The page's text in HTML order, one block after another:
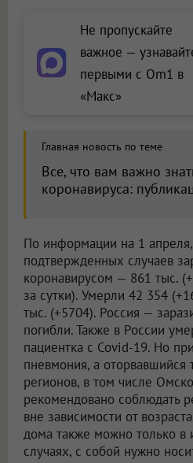
Не пропускайте
важное —
первыми с Om1 в
«Макс»
Главная новость по теме
Все, что вам важно
коронавируса:
По информации на 1
подтвержденных случаев
коронавирусом — 861 тыс.
за сутки). Умерли 42 354
тыс. (+5704). Россия —
погибли. Также в России
пациентка с Covid-19. Но
пневмония, а оторвавшийся
регионов, в том числе
рекомендовано соблюдать
вне зависимости от
дома также можно только в
случаях, с собой нужно